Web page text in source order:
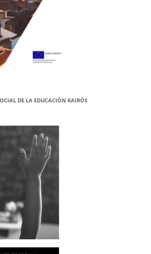
DE LA EDUCACIÓN KAIRÓS